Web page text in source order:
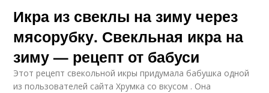
Икра из свеклы на зиму через
мясорубку. Свекльная икра на
зиму — рецепт от бабуси
Этот рецепт свекольной икры придумала бабушка одной
из пользователей сайта Хрумка со вкусом . Она